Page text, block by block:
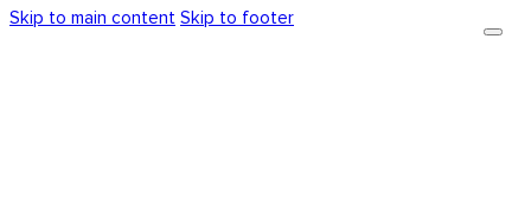
Skip to main content Skip to footer